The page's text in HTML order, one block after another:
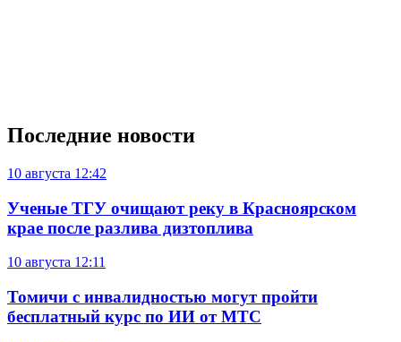
Последние новости
10 августа 12:42
Ученые ТГУ очищают реку в Красноярском
крае после разлива дизтоплива
10 августа 12:11
Томичи с инвалидностью могут пройти
бесплатный курс по ИИ от МТС